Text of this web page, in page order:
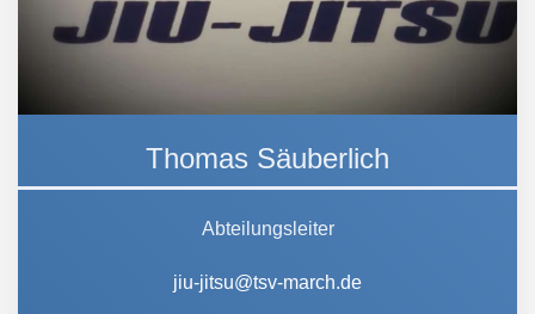
Thomas Säuberlich
Abteilungsleiter
jiu-jitsu@tsv-march.de